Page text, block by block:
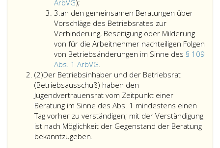
und
Hinsicht
der
die
ArbVG);
den
gemeinsamen
Beratungen
des
Betriebsinhabers
mit
dem
Betriebsrat
(Betriebsausschuß)
über
die
Planung
und
3.Ziffer
3
an den gemeinsamen Beratungen über
Vorschläge des Betriebsrates zur
Verhinderung, Beseitigung oder Milderung
von für die Arbeitnehmer nachteiligen Folgen
von Betriebsänderungen im Sinne des § 109
Abs. 1 ArbVG.
den
gemeinsamen
Beratungen
über
Vorschläge
des
(2)Absatz
2
Der Betriebsinhaber und der Betriebsrat
(Betriebsausschuß) haben den
Jugendvertrauensrat vom Zeitpunkt einer
Beratung im Sinne des Abs. 1 mindestens einen
Tag vorher zu verständigen; mit der Verständigung
ist nach Möglichkeit der Gegenstand der Beratung
bekanntzugeben.